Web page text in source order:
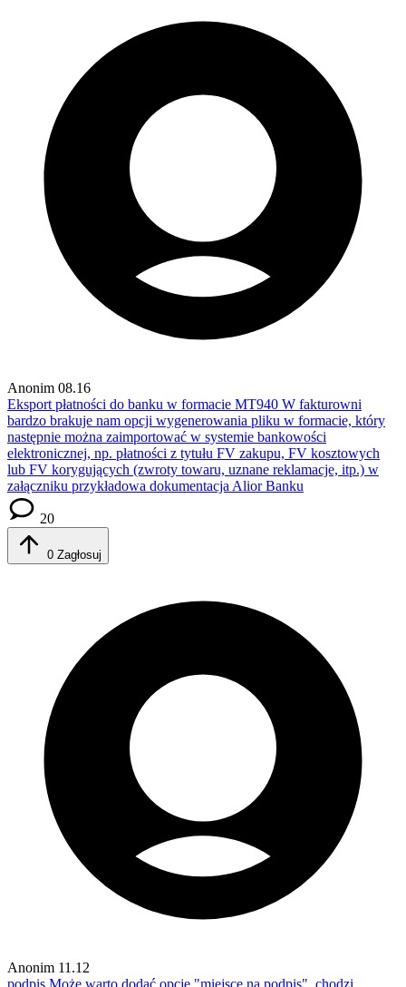
Anonim 08.16
Eksport płatności do banku w formacie MT940 W fakturowni
bardzo brakuje nam opcji wygenerowania pliku w formacie, który
następnie można zaimportować w systemie bankowości
elektronicznej, np. płatności z tytułu FV zakupu, FV kosztowych
lub FV korygujących (zwroty towaru, uznane reklamacje, itp.) w
załączniku przykładowa dokumentacja Alior Banku
20
0 Zagłosuj
Anonim 11.12